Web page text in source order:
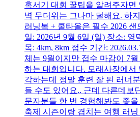
혹서기 대회 꿀팁을 알려주자면
벽 무더위는 그나마 덜해요. 하
러닝복 + 쿨타올은 필수 2026
일: 2026년 9월 6일 (일) 장소: 영
목: 4km, 8km 접수 기간:
체는 9월이지만 접수 마감이 7
하는 대회입니다. 모래사장에서
각하는데 정말 훈련 잘 된 러너
들 수도 있어요.. 근데 다른데보
문자분들 한 번 경험해봐도 좋
축제 시즌이랑 겹치는 여행 러